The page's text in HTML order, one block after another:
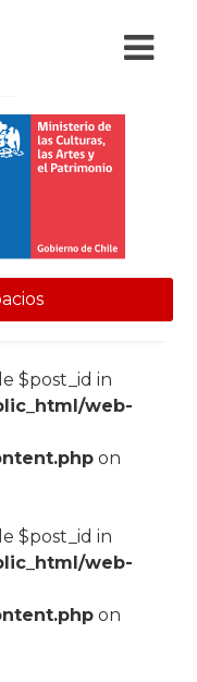
$post_id in
web-
on
$post_id in
web-
on